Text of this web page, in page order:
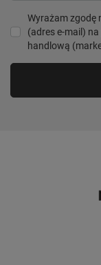
Wyrażam zgodę
(adres e-mail)
handlową